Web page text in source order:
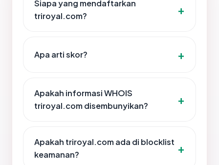
Siapa yang mendaftarkan
triroyal.com?
Apa arti skor?
Apakah informasi WHOIS
triroyal.com disembunyikan?
Apakah triroyal.com ada di blocklist
keamanan?